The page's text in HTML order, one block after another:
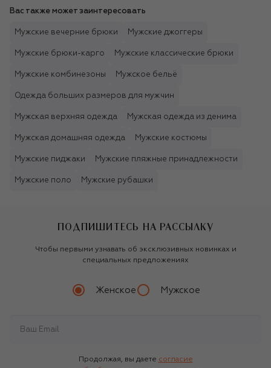
Вас также может заинтересовать
Мужские вечерние брюки Мужские джоггеры
Мужские брюки-карго Мужские классические брюки
Мужские комбинезоны Мужское бельё
Одежда больших размеров для мужчин
Мужская верхняя одежда Мужская одежда из денима
Мужская домашняя одежда Мужские костюмы
Мужские пиджаки Мужские пляжные принадлежности
Мужские поло Мужские рубашки
ПОДПИШИТЕСЬ НА РАССЫЛКУ
Чтобы первыми узнавать об эксклюзивных новинках и
специальных предложениях
Женское Мужское
Продолжая, вы даете согласие